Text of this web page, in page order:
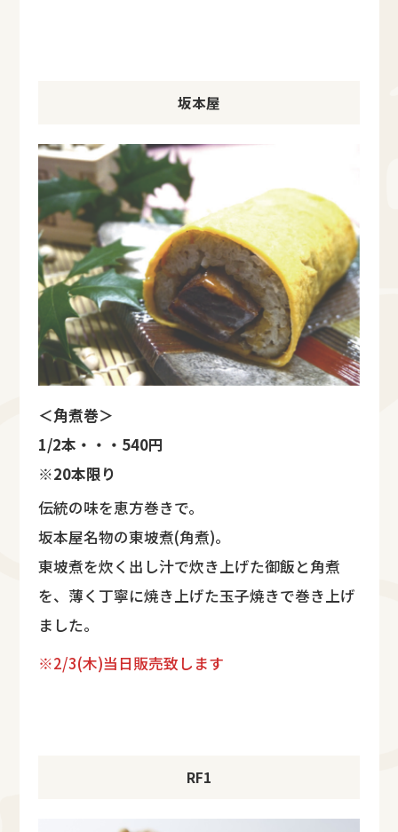
坂本屋
＜角煮巻＞
1/2本・・・540円
※20本限り
伝統の味を恵方巻きで。
坂本屋名物の東坡煮(角煮)。
東坡煮を炊く出し汁で炊き上げた御飯と角煮
を、薄く丁寧に焼き上げた玉子焼きで巻き上げ
ました。
※2/3(木)当日販売致します
RF1